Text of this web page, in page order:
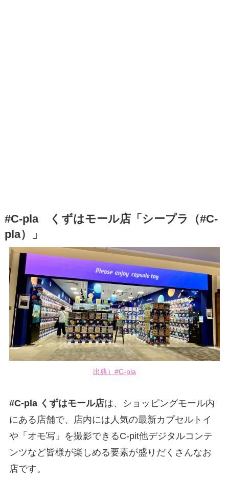
#C-pla くずはモール店「シープラ（#C-
pla）」
出典）#C-pla
#C-pla くずはモール店は、ショッピングモール内
にある店舗で、店内には人気の最新カプセルトイ
や「オモ写」を撮影できるC-pit他デジタルコンテ
ンツなど皆様が楽しめる要素が盛りだくさんなお
店です。